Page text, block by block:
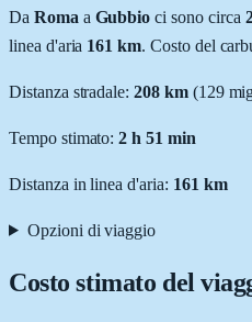
Da Roma a Gubbio ci sono circa
linea d'aria 161 km. Costo del
Distanza stradale:208km (129
Tempo stimato:2 h 51 min
Distanza in linea d'aria: 161 km
Opzioni di viaggio
Costo stimato del